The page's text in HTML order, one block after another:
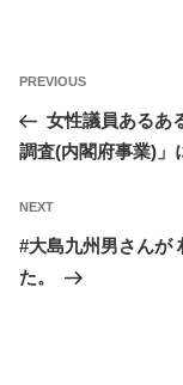
ナ
ビ
ゲ
ー
シ
Previous
Post
PREVIOUS
女性議員あるあ
調査(内閣府事業)」
Next
Post
NEXT
#大島九州男さんが
た。